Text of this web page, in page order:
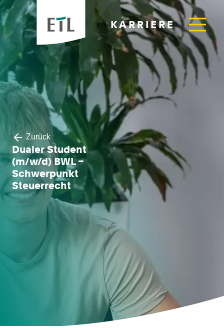
KARRIERE
Zurück
Dualer Student
(m/w/d) BWL –
Schwerpunkt
Steuerrecht